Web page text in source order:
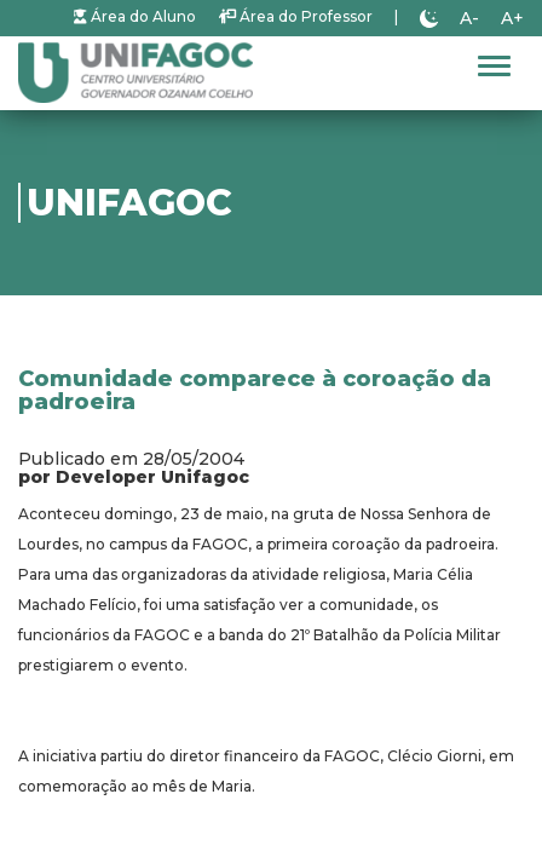
Área do Aluno Área do Professor A- A+
UNIFAGOC
Comunidade comparece à coroação da
padroeira
Publicado em 28/05/2004
por Developer Unifagoc
Aconteceu domingo, 23 de maio, na gruta de Nossa Senhora de
Lourdes, no campus da FAGOC, a primeira coroação da padroeira.
Para uma das organizadoras da atividade religiosa, Maria Célia
Machado Felício, foi uma satisfação ver a comunidade, os
funcionários da FAGOC e a banda do 21º Batalhão da Polícia Militar
prestigiarem o evento.
A iniciativa partiu do diretor financeiro da FAGOC, Clécio Giorni, em
comemoração ao mês de Maria.